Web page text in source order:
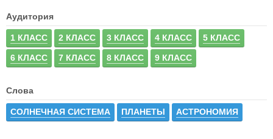
Аудитория
1 КЛАСС 2 КЛАСС 3 КЛАСС 4 КЛАСС 5 КЛАСС
6 КЛАСС 7 КЛАСС 8 КЛАСС 9 КЛАСС
Слова
СОЛНЕЧНАЯ СИСТЕМА ПЛАНЕТЫ АСТРОНОМИЯ